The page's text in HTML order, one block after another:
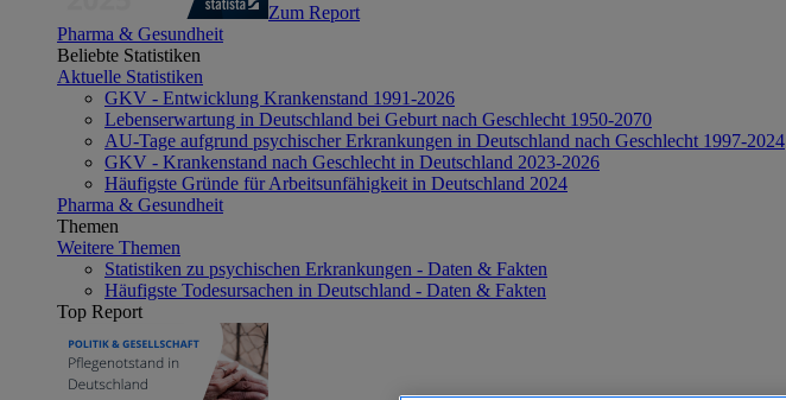
Zum Report
Pharma & Gesundheit
Beliebte Statistiken
Aktuelle Statistiken
GKV - Entwicklung Krankenstand 1991-2026
Lebenserwartung in Deutschland bei Geburt nach Geschlecht 1950-2070
AU-Tage aufgrund psychischer Erkrankungen in Deutschland nach Geschlecht 1997-2024
GKV - Krankenstand nach Geschlecht in Deutschland 2023-2026
Häufigste Gründe für Arbeitsunfähigkeit in Deutschland 2024
Pharma & Gesundheit
Themen
Weitere Themen
Statistiken zu psychischen Erkrankungen - Daten & Fakten
Häufigste Todesursachen in Deutschland - Daten & Fakten
Top Report